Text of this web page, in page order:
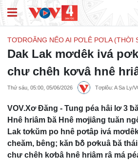
TƠDROĂNG NẾO AI PƠLÊ PƠLA (THỜI
Dak Lak mơdêk ivá
chư chêh kơvâ hnê
Thứ sáu, 05:00, 05/06/2026 Tơplôu: A Sa Ly/
VOV.Xơ Đăng - Tung péa hâi lơ 3
Hnê hriâm ƀă Hnê mơjiâng tuăn
Lak tơkŭm po hnê pơtâp ivá
cheăm, bêng; kăn ƀô̆ pơkuâ ƀă
chư chêh kơbâ hnê hriâm râ má